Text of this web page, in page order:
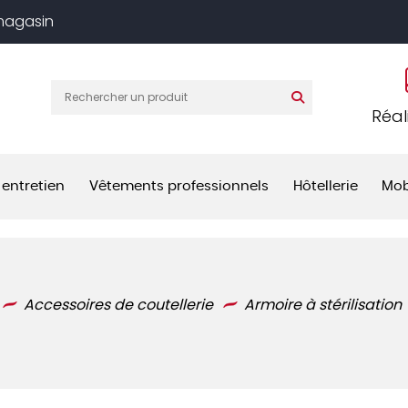
entretien Vêtements professionnels Hôtellerie
Accessoires de coutellerie Armoire à stérilisation